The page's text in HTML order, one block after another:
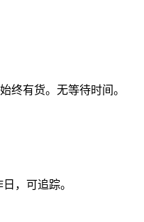
终有货。无等待时间。
，可追踪。